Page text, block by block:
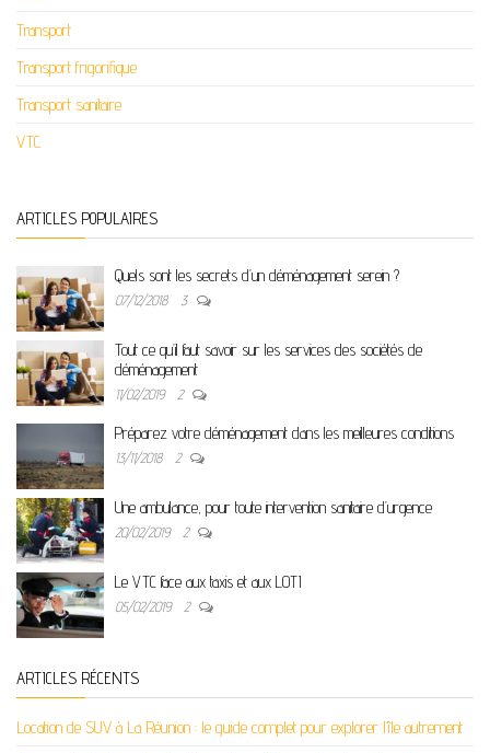
Transport
Transport frigorifique
Transport sanitaire
VTC
ARTICLES POPULAIRES
Quels sont les secrets d’un déménagement serein ?
07/12/2018 3
Tout ce qu’il faut savoir sur les services des sociétés de
déménagement
11/02/2019 2
Préparez votre déménagement dans les meilleures conditions
13/11/2018 2
Une ambulance, pour toute intervention sanitaire d’urgence
20/02/2019 2
Le VTC face aux taxis et aux LOTI
05/02/2019 2
ARTICLES RÉCENTS
Location de SUV à La Réunion : le guide complet pour explorer l’île autrement